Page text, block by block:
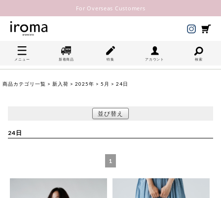
For Overseas Customers
メニュー 新着商品 特集 アカウント 検索
商品カテゴリ一覧 > 新入荷 > 2025年 > 5月 > 24日
並び替え
24日
1